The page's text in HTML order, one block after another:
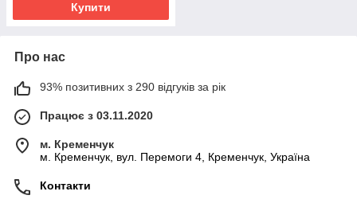
Купити
Про нас
93% позитивних з 290 відгуків за рік
Працює з 03.11.2020
м. Кременчук
м. Кременчук, вул. Перемоги 4, Кременчук, Україна
Контакти